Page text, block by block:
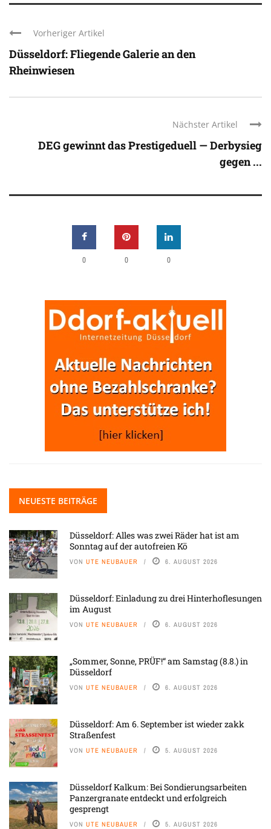
Vorheriger Artikel
Düsseldorf: Fliegende Galerie an den
Rheinwiesen
Nächster Artikel
DEG gewinnt das Prestigeduell — Derbysieg
gegen ...
0 0 0
NEUESTE BEITRÄGE
Düsseldorf: Alles was zwei Räder hat ist am
Sonntag auf der autofreien Kö
VON UTE NEUBAUER 6. AUGUST 2026
Düsseldorf: Einladung zu drei Hinterhoflesungen
im August
VON UTE NEUBAUER 6. AUGUST 2026
„Sommer, Sonne, PRÜF!“ am Samstag (8.8.) in
Düsseldorf
VON UTE NEUBAUER 6. AUGUST 2026
Düsseldorf: Am 6. September ist wieder zakk
Straßenfest
VON UTE NEUBAUER 5. AUGUST 2026
Düsseldorf Kalkum: Bei Sondierungsarbeiten
Panzergranate entdeckt und erfolgreich
gesprengt
VON UTE NEUBAUER 5. AUGUST 2026